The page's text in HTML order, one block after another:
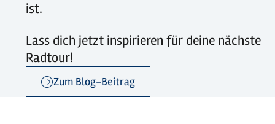
ist.
Lass dich jetzt inspirieren für deine nächste
Radtour!
Zum Blog-Beitrag